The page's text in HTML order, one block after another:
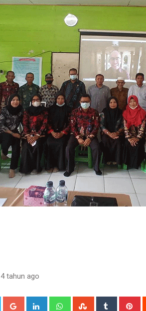
4 tahun ago
Google+ LinkedIn WhatsappStumbleUpon
Tumblr